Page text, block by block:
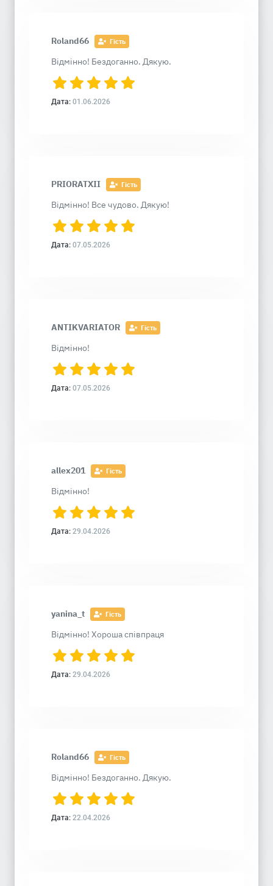
Roland66 Гість
Відмінно! Бездоганно. Дякую.
Дата: 01.06.2026
PRIORATXII Гість
Відмінно! Все чудово. Дякую!
Дата: 07.05.2026
ANTIKVARIATOR Гість
Відмінно!
Дата: 07.05.2026
allex201 Гість
Відмінно!
Дата: 29.04.2026
yanina_t Гість
Відмінно! Хороша співпраця
Дата: 29.04.2026
Roland66 Гість
Відмінно! Бездоганно. Дякую.
Дата: 22.04.2026